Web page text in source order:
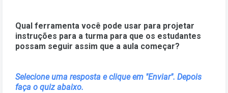
Qual ferramenta você pode usar para projetar
instruções para a turma para que os estudantes
possam seguir assim que a aula começar?
Selecione uma resposta e clique em "Enviar". Depois
faça o quiz abaixo.